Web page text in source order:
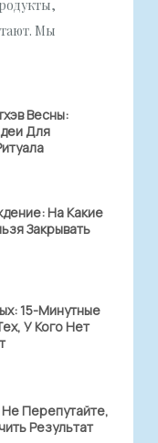
Мы
Весны:
Для
На Какие
Закрывать
15-Минутные
У Кого Нет
Перепутайте,
Результат